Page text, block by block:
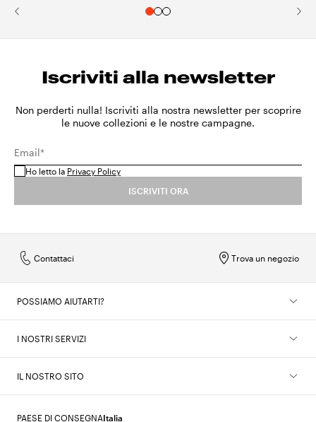
Iscriviti alla newsletter
Non perderti nulla! Iscriviti alla nostra newsletter per scoprire
le nuove collezioni e le nostre campagne.
Email*
Ho letto la Privacy Policy
ISCRIVITI ORA
Trova un negozio
Contattaci
POSSIAMO AIUTARTI?
I NOSTRI SERVIZI
IL NOSTRO SITO
PAESE DI CONSEGNAItalia